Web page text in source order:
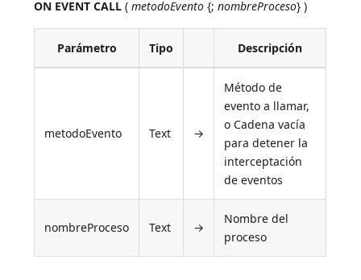
ON EVENT CALL (metodoEvento {;nombreProceso} )
Parámetro Tipo Descripción
metodoEvento Text →
Método de
evento a llamar,
o Cadena vacía
para detener la
interceptación
de eventos
nombreProceso Text →
Nombre del
proceso